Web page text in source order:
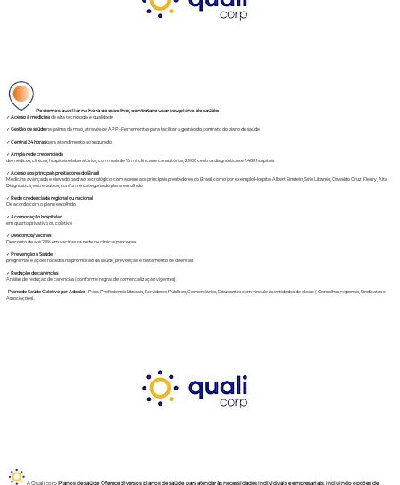
Podemos auxiliar na hora de escolher, contratar e usar seu plano de saúde:
✓Acesso à medicinade alta tecnologia e qualidade
✓Gestão de saúdena palma da mão, através de APP- Ferramentas para facilitar a gestão do contrato do plano de saúde
✓Central 24 horaspara atendimento ao segurado
✓Ampla rede credenciada
de médicos, clínicas, hospitais e laboratórios, com mais de 15 mil clínicas e consultórios, 2.900 centros diagnósticos e 1.400 hospitais
✓Acesso aos principais prestadores do Brasil
Medicina avançada e elevado padrão tecnológico, com acesso aos principais prestadores do Brasil, como por exemplo Hospital Albert Einstein, Sírio Libanês, Oswaldo Cruz, Fleury, Alta
Diagnostica, entre outros, conforme categoria do plano escolhido
✓ Rede credenciada regional ou nacional
De acordo com o plano escolhido
✓Acomodação hospitalar
em quarto privativo ou coletivo
✓ Descontos/Vacinas
Desconto de até 20% em vacinas na rede de clínicas parceiras
✓ Prevenção à Saúde
programas e ações focados na promoção da saúde, prevenção e tratamento de doenças
✓ Redução de carências
Análise de redução de carências (conforme regras de comercialização vigentes)
Plano de Saúde Coletivo por Adesão - Para Profissionais Liberais, Servidores Públicos, Comerciários, Estudantes com vínculo às entidades de classe ( Conselhos regionais, Sindicatos e
Associações).
A Qualicorp Planos de saúde,Oferece diversos planos de saúde para atender às necessidades individuais e empresariais, incluindo opções de